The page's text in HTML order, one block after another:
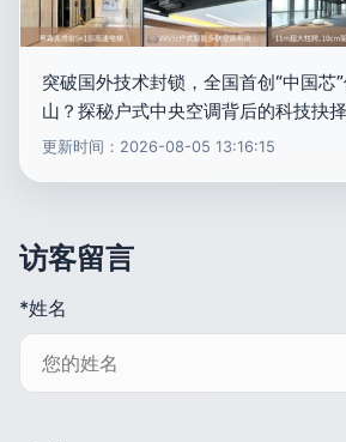
突破国外技术封锁，全国首创“中国芯
山？探秘户式中央空调背后的科技抉择
更新时间：2026-08-05 13:16:15
访客留言
*姓名